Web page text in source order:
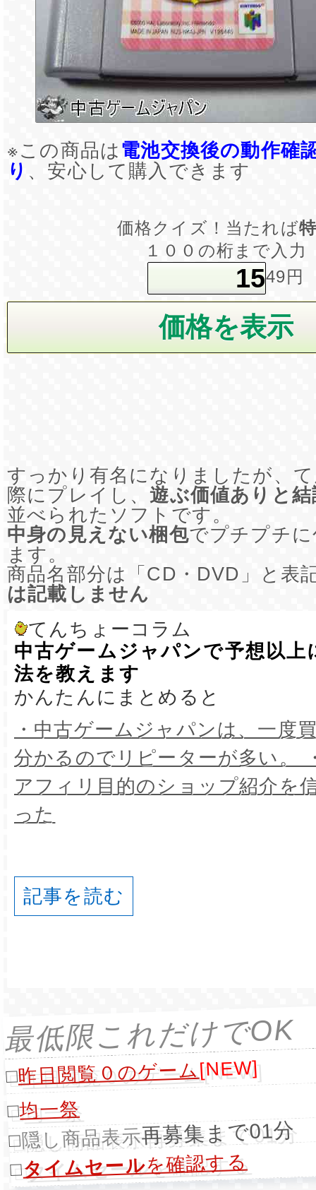
※この商品は 電池交換後の動作確
り 、安心して購入できます
価格クイズ！当たれば
１００の桁まで入力
49円
すっかり有名になりましたが、
際にプレイし、遊ぶ価値ありと
並べられたソフトです。
中身の見えない梱包でプチプチ
ます。
商品名部分は「CD・DVD」と表
は記載しません
てんちょーコラム
中古ゲームジャパンで予想以上
法を教えます
かんたんにまとめると
・中古ゲームジャパンは、一度
分かるのでリピーターが多い。
アフィリ目的のショップ紹介を
った
記事を読む
最低限これだけでOK
□昨日閲覧０のゲーム[NEW]
□均一祭
□隠し商品表示再募集まで01分
□タイムセールを確認する